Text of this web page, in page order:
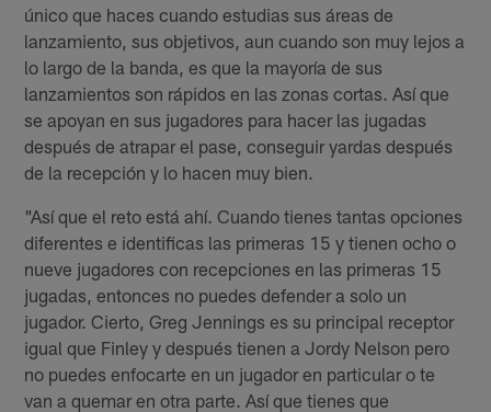
único que haces cuando estudias sus áreas de
lanzamiento, sus objetivos, aun cuando son muy lejos a
lo largo de la banda, es que la mayoría de sus
lanzamientos son rápidos en las zonas cortas. Así que
se apoyan en sus jugadores para hacer las jugadas
después de atrapar el pase, conseguir yardas después
de la recepción y lo hacen muy bien.
"Así que el reto está ahí. Cuando tienes tantas opciones
diferentes e identificas las primeras 15 y tienen ocho o
nueve jugadores con recepciones en las primeras 15
jugadas, entonces no puedes defender a solo un
jugador. Cierto, Greg Jennings es su principal receptor
igual que Finley y después tienen a Jordy Nelson pero
no puedes enfocarte en un jugador en particular o te
van a quemar en otra parte. Así que tienes que